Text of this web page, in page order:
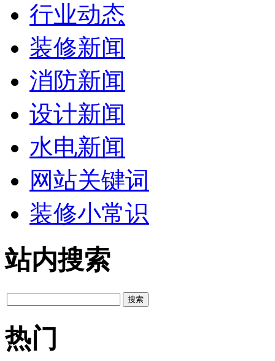
行业动态
装修新闻
消防新闻
设计新闻
水电新闻
网站关键词
装修小常识
站内搜索
热门